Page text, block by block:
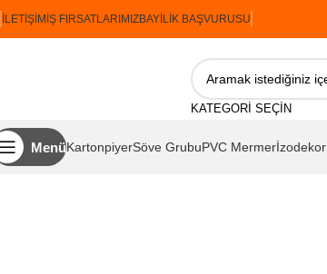
İLETIŞIM İŞ FIRSATLARIMIZBAYILIK BAŞVURUSU
KATEGORI SEÇIN
MenüKartonpiyerSöve GrubuPVC Mermerİzodekor
Ana Sayfa